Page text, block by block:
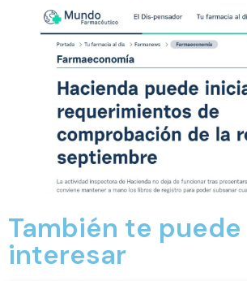
También te puede
interesar